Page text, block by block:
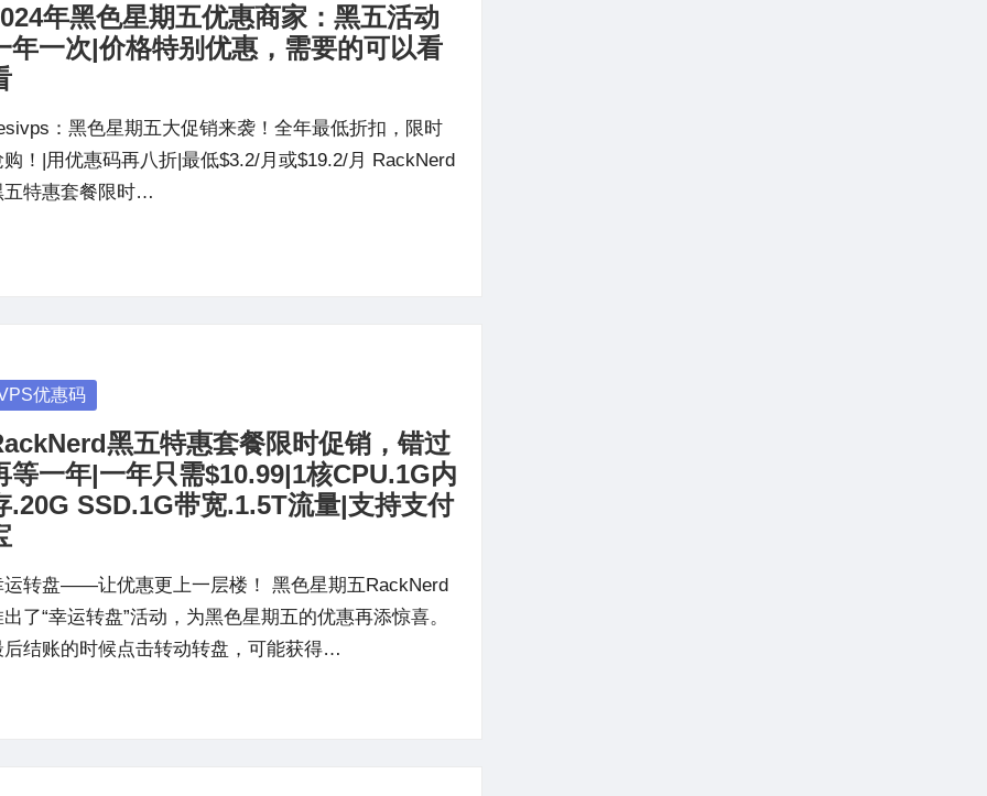
年黑色星期五优惠商家：黑五活动
年一次|价格特别优惠，需要的可以看
：黑色星期五大促销来袭！全年最低折扣，限时
购！|用优惠码再八折|最低$3.2/月或$19.2/月 RackNerd
五特惠套餐限时…
优惠码
黑五特惠套餐限时促销，错过
等一年|一年只需$10.99|1核CPU.1G内
.20G SSD.1G带宽.1.5T流量|支持支付
运转盘——让优惠更上一层楼！ 黑色星期五RackNerd
了“幸运转盘”活动，为黑色星期五的优惠再添惊喜。
后结账的时候点击转动转盘，可能获得…